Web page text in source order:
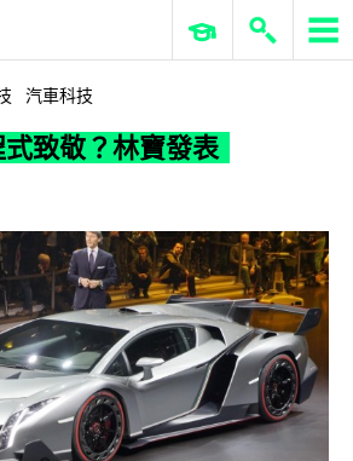
方程式致敬？林寶發表 Egoista
ERP 與商業 AI
汽車科技
致敬？林寶發表